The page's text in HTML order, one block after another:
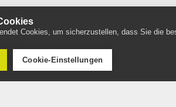
Cookies, um sicherzustellen, dass Sie die
Cookie-Einstellungen